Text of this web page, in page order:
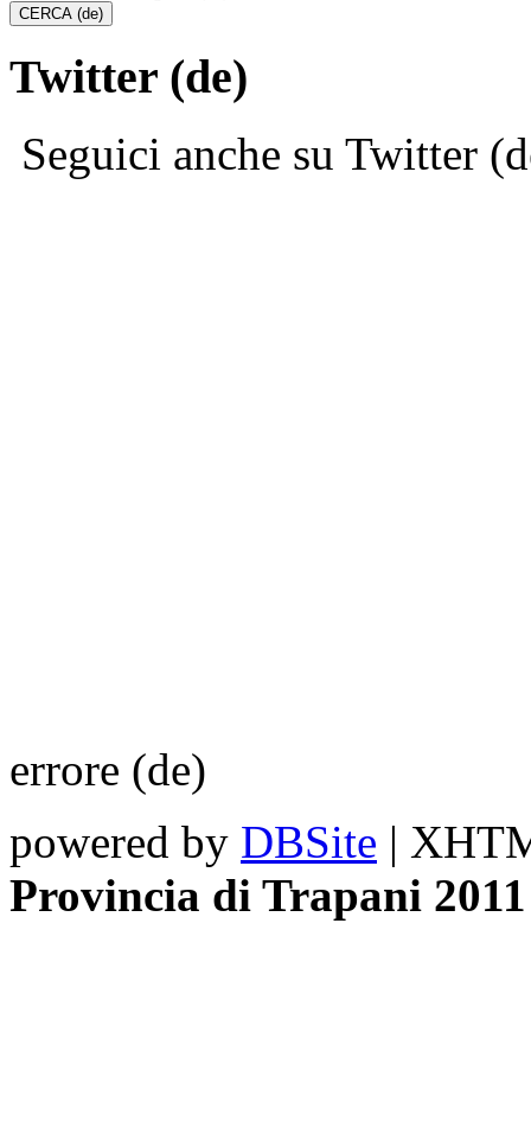
Twitter (de)
Seguici anche su Twitter
errore (de)
powered by DBSite |
Provincia di Trapani 2011